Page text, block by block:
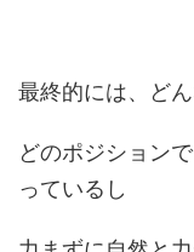
最終的には、ど
どのポジション
っているし